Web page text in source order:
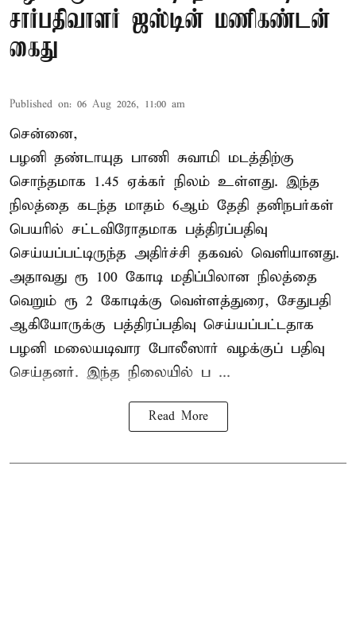
சார்பதிவாளர் ஜஸ்டின் மணிகண்டன்
கைது
Published on: 06 Aug 2026, 11:00 am
சென்னை,
பழனி தண்டாயுத பாணி சுவாமி மடத்திற்கு
சொந்தமாக 1.45 ஏக்கர் நிலம் உள்ளது. இந்த
நிலத்தை கடந்த மாதம் 6ஆம் தேதி தனிநபர்கள்
பெயரில் சட்டவிரோதமாக பத்திரப்பதிவு
செய்யப்பட்டிருந்த அதிர்ச்சி தகவல் வெளியானது.
அதாவது ரூ 100 கோடி மதிப்பிலான நிலத்தை
வெறும் ரூ 2 கோடிக்கு வெள்ளத்துரை, சேதுபதி
ஆகியோருக்கு பத்திரப்பதிவு செய்யப்பட்டதாக
பழனி மலையடிவார போலீஸார் வழக்குப் பதிவு
செய்தனர். இந்த நிலையில் ப ...
Read More